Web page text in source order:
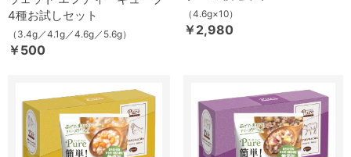
4種お試しセット
（3.4g／4.1g／4.6g／5.6g）
￥500
（4.6g×10）
￥2,980